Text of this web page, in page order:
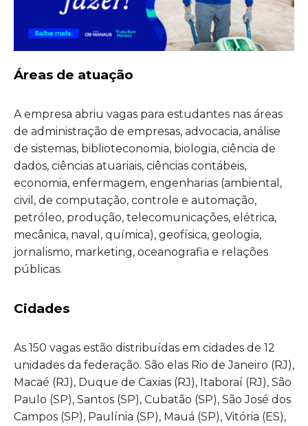
Áreas de atuação
A empresa abriu vagas para estudantes nas áreas
de administração de empresas, advocacia, análise
de sistemas, biblioteconomia, biologia, ciência de
dados, ciências atuariais, ciências contábeis,
economia, enfermagem, engenharias (ambiental,
civil, de computação, controle e automação,
petróleo, produção, telecomunicações, elétrica,
mecânica, naval, química), geofísica, geologia,
jornalismo, marketing, oceanografia e relações
públicas.
Cidades
As 150 vagas estão distribuídas em cidades de 12
unidades da federação. São elas Rio de Janeiro (RJ),
Macaé (RJ), Duque de Caxias (RJ), Itaboraí (RJ), São
Paulo (SP), Santos (SP), Cubatão (SP), São José dos
Campos (SP), Paulínia (SP), Mauá (SP), Vitória (ES),